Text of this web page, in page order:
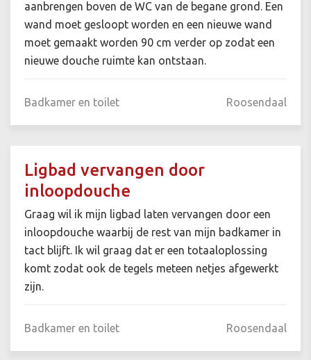
aanbrengen boven de WC van de begane grond. Een
wand moet gesloopt worden en een nieuwe wand
moet gemaakt worden 90 cm verder op zodat een
nieuwe douche ruimte kan ontstaan.
Badkamer en toilet Roosendaal
Ligbad vervangen door
inloopdouche
Graag wil ik mijn ligbad laten vervangen door een
inloopdouche waarbij de rest van mijn badkamer in
tact blijft. Ik wil graag dat er een totaaloplossing
komt zodat ook de tegels meteen netjes afgewerkt
zijn.
Badkamer en toilet Roosendaal